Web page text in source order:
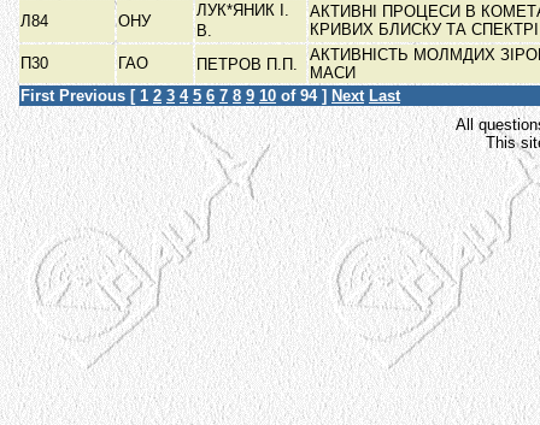
Л84
ОНУ
ЛУК*ЯНИК І.
В.
АКТИВНІ ПРОЦЕСИ В
КРИВИХ БЛИСКУ ТА
П30
ГАО ПЕТРОВ П.П.
АКТИВНІСТЬ МОЛМДИХ
МАСИ
First Previous [ 1 2 3 4 5 6 7 8 9 10 of 94 ] Next Last
All
This